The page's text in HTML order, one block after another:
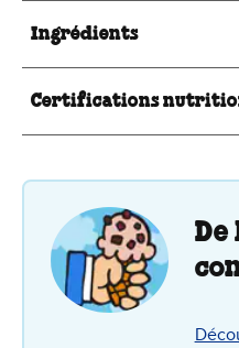
Ingrédients
Certifications
De